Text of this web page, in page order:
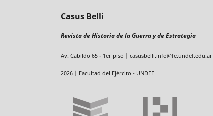
Casus Belli
Revista de Historia de la Guerra y de Estrategia
Av. Cabildo 65 - 1er piso | casusbelli.info@fe.undef.edu.ar
2026 | Facultad del Ejército - UNDEF